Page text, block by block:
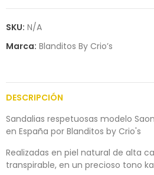
SKU: N/A
Marca: Blanditos By Crio’s
DESCRIPCIÓN
Sandalias respetuosas modelo
en España por Blanditos by Crio's
Realizadas en piel natural de alta
transpirable, en un precioso tono